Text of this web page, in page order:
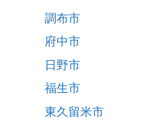
調布市
府中市
日野市
福生市
東久留米市